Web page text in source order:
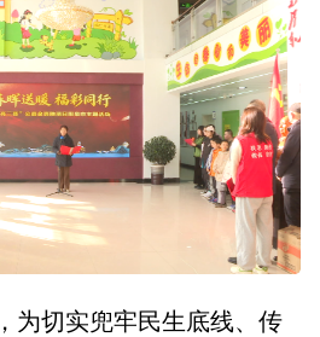
山西经济日报 山西农民报
报
为切实兜牢民生底线、传